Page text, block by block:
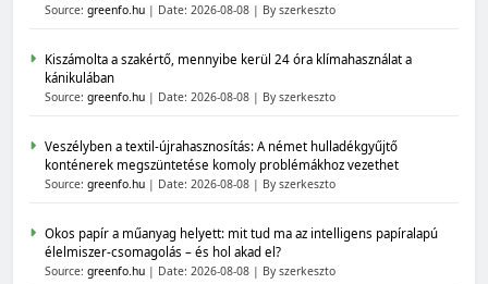
Source: greenfo.hu Date: 2026-08-08 By szerkeszto
Kiszámolta a szakértő, mennyibe kerül 24 óra klímahasználat a
kánikulában
Source: greenfo.hu Date: 2026-08-08 By szerkeszto
Veszélyben a textil-újrahasznosítás: A német hulladékgyűjtő
konténerek megszüntetése komoly problémákhoz vezethet
Source: greenfo.hu Date: 2026-08-08 By szerkeszto
Okos papír a műanyag helyett: mit tud ma az intelligens papíralapú
élelmiszer-csomagolás – és hol akad el?
Source: greenfo.hu Date: 2026-08-08 By szerkeszto